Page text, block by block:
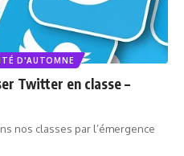
D'AUTOMNE
Twitter en classe –
nos classes par l’émergence